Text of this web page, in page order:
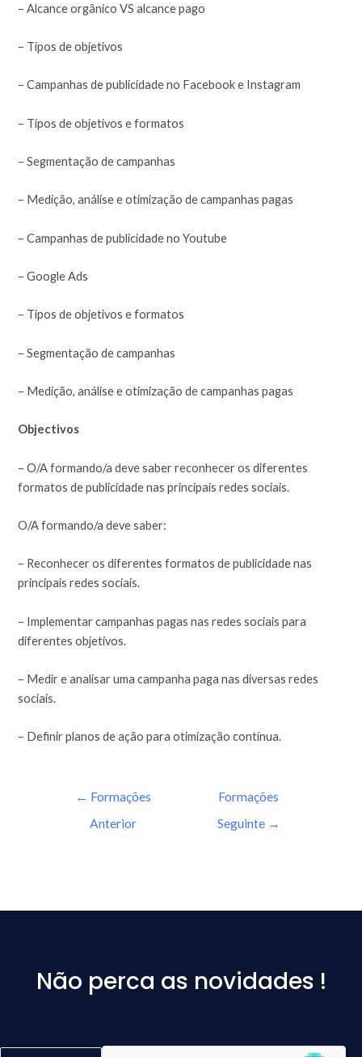
– Alcance orgânico VS alcance pago
– Tipos de objetivos
– Campanhas de publicidade no Facebook e Instagram
– Tipos de objetivos e formatos
– Segmentação de campanhas
– Medição, análise e otimização de campanhas pagas
– Campanhas de publicidade no Youtube
– Google Ads
– Tipos de objetivos e formatos
– Segmentação de campanhas
– Medição, análise e otimização de campanhas pagas
Objectivos
– O/A formando/a deve saber reconhecer os diferentes
formatos de publicidade nas principais redes sociais.
O/A formando/a deve saber:
– Reconhecer os diferentes formatos de publicidade nas
principais redes sociais.
– Implementar campanhas pagas nas redes sociais para
diferentes objetivos.
– Medir e analisar uma campanha paga nas diversas redes
sociais.
– Definir planos de ação para otimização contínua.
← Formações
Anterior
Formações
Seguinte →
Não perca as novidades !